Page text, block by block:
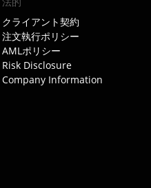
クライアント契約
注文執行ポリシー
AMLポリシー
Risk Disclosure
Company Information